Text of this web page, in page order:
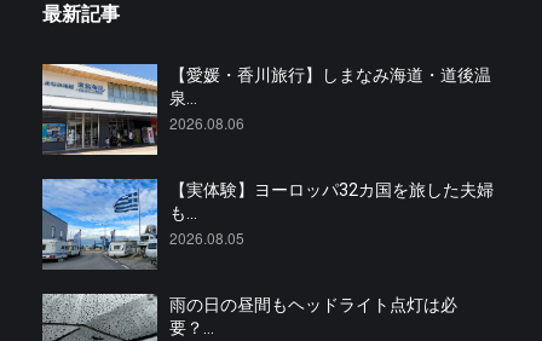
最新記事
【愛媛・香川旅行】しまなみ海道・道後温
泉...
2026.08.06
【実体験】ヨーロッパ32カ国を旅した夫婦
も...
2026.08.05
雨の日の昼間もヘッドライト点灯は必
要？...